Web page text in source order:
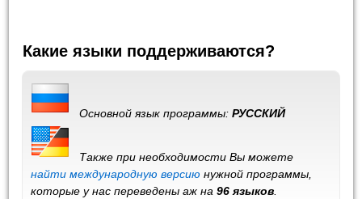
Какие языки поддерживаются?
Основной язык программы:РУССКИЙ
Также при необходимости Вы можете
найти международную версию нужной программы,
которые у нас переведены аж на96 языков.